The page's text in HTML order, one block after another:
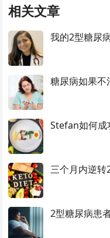
相关文章
我的2型糖尿
糖尿病如果不
Stefan如何成
三个月内逆转
2型糖尿病患